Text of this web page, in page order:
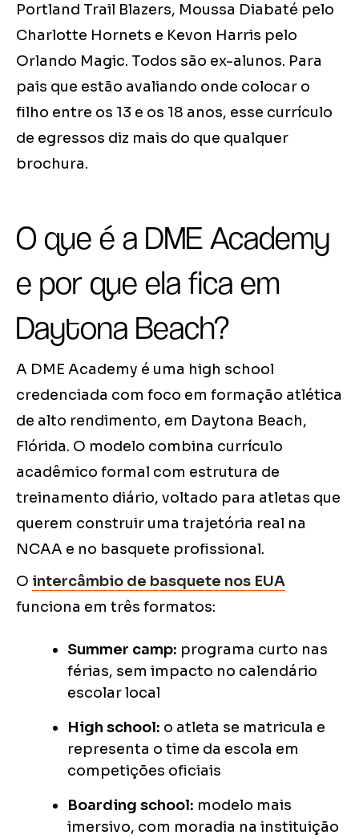
Portland Trail Blazers, Moussa Diabaté pelo
Charlotte Hornets e Kevon Harris pelo
Orlando Magic. Todos são ex-alunos. Para
pais que estão avaliando onde colocar o
filho entre os 13 e os 18 anos, esse currículo
de egressos diz mais do que qualquer
brochura.
O que é a DME Academy
e por que ela fica em
Daytona Beach?
A DME Academy é uma high school
credenciada com foco em formação atlética
de alto rendimento, em Daytona Beach,
Flórida. O modelo combina currículo
acadêmico formal com estrutura de
treinamento diário, voltado para atletas que
querem construir uma trajetória real na
NCAA e no basquete profissional.
O intercâmbio de basquete nos EUA
funciona em três formatos:
Summer camp: programa curto nas
férias, sem impacto no calendário
escolar local
High school: o atleta se matricula e
representa o time da escola em
competições oficiais
Boarding school: modelo mais
imersivo, com moradia na instituição